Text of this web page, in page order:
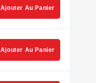
Ajouter Au Panier
Ajouter Au Panier